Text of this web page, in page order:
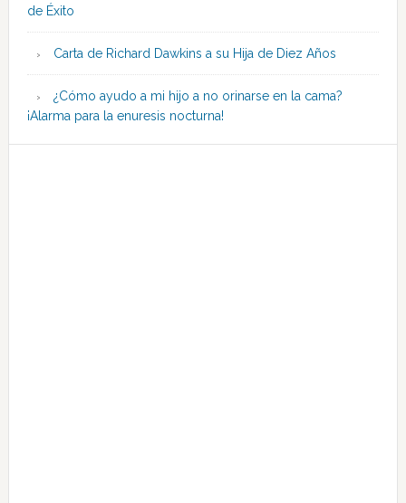
de Éxito
Carta de Richard Dawkins a su Hija de Diez Años
¿Cómo ayudo a mi hijo a no orinarse en la cama?
¡Alarma para la enuresis nocturna!